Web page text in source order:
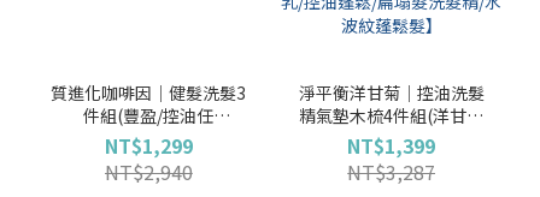
質進化咖啡因│健髮洗髮3
件組(豐盈/控油任
選)│SAHOLEA森歐黎漾
【咖啡因洗髮精/掉髮洗髮
精/強健髮根洗髮精/小明星
NT$1,299
NT$2,940
淨平衡洋甘菊│控油洗髮
精氣墊木梳4件組(洋甘菊
控油洗髮精(無涼感/涼感任
選)X3＋原木氣墊按摩梳) 3
洗木梳組│SAHOLEA森歐
NT$1,399
NT$3,287